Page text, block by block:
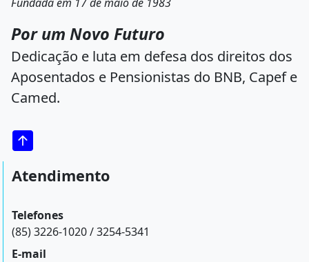
Por um Novo Futuro
Dedicação e luta em defesa dos direitos dos
Aposentados e Pensionistas do BNB, Capef e
Camed.
Atendimento
Telefones
(85) 3226-1020 / 3254-5341
E-mail